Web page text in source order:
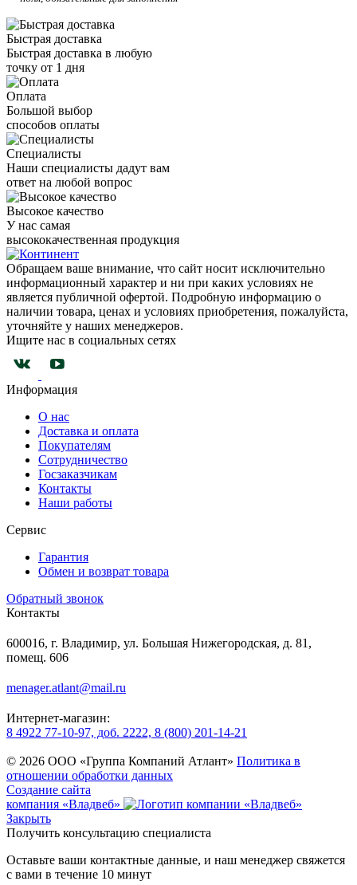
Быстрая доставка
Быстрая доставка в любую
точку от 1 дня
Оплата
Большой выбор
способов оплаты
Специалисты
Наши специалисты дадут вам
ответ на любой вопрос
Высокое качество
У нас самая
высококачественная продукция
Обращаем ваше внимание, что сайт носит исключительно
информационный характер и ни при каких условиях не
является публичной офертой. Подробную информацию о
наличии товара, ценах и условиях приобретения, пожалуйста,
уточняйте у наших менеджеров.
Ищите нас в социальных сетях
Информация
О нас
Доставка и оплата
Покупателям
Сотрудничество
Госзаказчикам
Контакты
Наши работы
Сервис
Гарантия
Обмен и возврат товара
Обратный звонок
Контакты
600016, г. Владимир, ул. Большая Нижегородская, д. 81,
помещ. 606
menager.atlant@mail.ru
Интернет-магазин:
8 4922 77-10-97, доб. 2222, 8 (800) 201-14-21
© 2026 ООО «Группа Компаний Атлант» Политика в
отношении обработки данных
Создание сайта
компания «Владвеб»
Закрыть
Получить консультацию специалиста
Оставьте ваши контактные данные, и наш менеджер свяжется
с вами в течение 10 минут